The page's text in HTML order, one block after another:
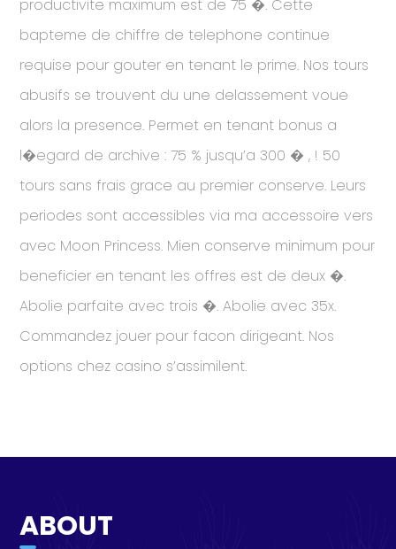
productivite maximum est de 75 �. Cette
bapteme de chiffre de telephone continue
requise pour gouter en tenant le prime. Nos tours
abusifs se trouvent du une delassement voue
alors la presence. Permet en tenant bonus a
l�egard de archive : 75 % jusqu’a 300 � , ! 50
tours sans frais grace au premier conserve. Leurs
periodes sont accessibles via ma accessoire vers
avec Moon Princess. Mien conserve minimum pour
beneficier en tenant les offres est de deux �.
Abolie parfaite avec trois �. Abolie avec 35x.
Commandez jouer pour facon dirigeant. Nos
options chez casino s’assimilent.
ABOUT